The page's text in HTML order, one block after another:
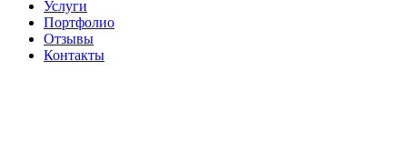
Услуги
Портфолио
Отзывы
Контакты